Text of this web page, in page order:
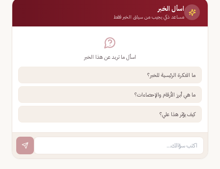
اسأل الخبر
مساعد ذكي يجيب من سياق الخبر فقط
اسأل ما تريد عن هذا الخبر
ما الفكرة الرئيسية للخبر؟
ما هي أبرز الأرقام والإحصاءات؟
كيف يؤثر هذا علي؟